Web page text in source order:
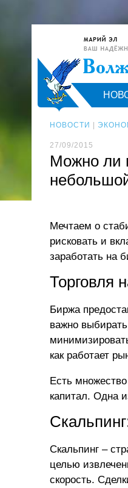
НОВОСТИ
27/09/2015
Можно ли
Мечтаем о
рисковать и
заработать на
Торговля
Биржа
важно
как работает
Есть
капитал. Одна
Скальпинг –
целью
скорость.